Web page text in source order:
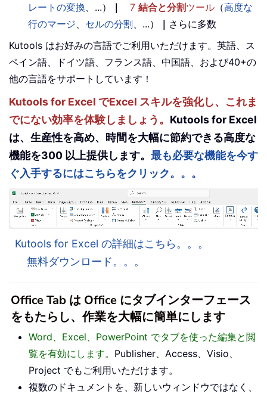
レートの変換 、...） ｜ 7 結合と分割ツール （高度な
行のマージ
セルの分割 、...） ｜ さらに多数
Kutools はお好みの言語でご利用いただけます。英語、ス
ペイン語、ドイツ語、フランス語、中国語、および40+の
他の言語をサポートしています！
Kutools for Excel でExcel スキルを強化し、これま
でにない効率を体験しましょう。 Kutools for Excel
は、生産性を高め、時間を大幅に節約できる高度な
機能を300 以上提供します。 最も必要な機能を今す
ぐ入手するにはこちらをクリック。。。
Kutools for Excel の詳細はこちら。。。
無料ダウンロード。。。
Office Tab は Office にタブインターフェース
をもたらし、作業を大幅に簡単にします
Word、Excel、PowerPoint でタブを使った編集と閲
覧を有効にします。 Publisher、Access、Visio、
Project でもご利用いただけます。
複数のドキュメントを、新しいウィンドウではなく、